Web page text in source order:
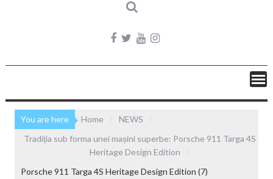
You are here Home
NEWS
Tradiția sub forma unei mașini superbe: Porsche 911 Targa 4S
Heritage Design Edition
Porsche 911 Targa 4S Heritage Design Edition (7)